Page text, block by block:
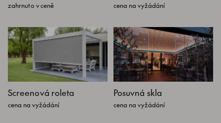
zahrnuto v ceně cena na vyžádání
Screenová roleta
cena na vyžádání
Posuvná skla
cena na vyžádání